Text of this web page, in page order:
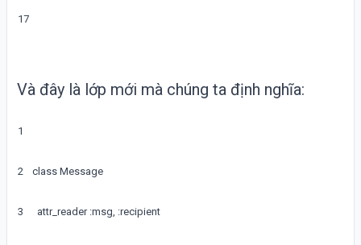
17
Và đây là lớp mới mà chúng ta định nghĩa:
1
2
3
class Message
attr_reader :msg, :recipient